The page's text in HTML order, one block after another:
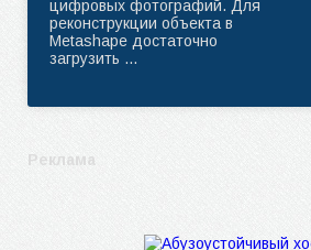
цифровых фотографий. Для
реконструкции объекта в
Metashape достаточно
загрузить ...
Реклама